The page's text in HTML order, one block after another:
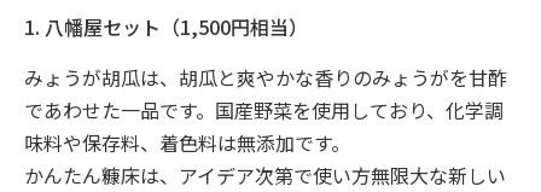
1. 八幡屋セット（1,500円相当）
みょうが胡瓜は、胡瓜と爽やかな香りのみょうがを甘酢
であわせた一品です。国産野菜を使用しており、化学調
味料や保存料、着色料は無添加です。
かんたん糠床は、アイデア次第で使い方無限大な新しい